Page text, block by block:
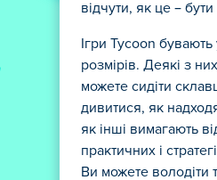
відчути, як це –
Ігри Tycoon бувають
розмірів. Деякі з них
можете сидіти
дивитися, як
як інші вимагають
практичних і
Ви можете володіти